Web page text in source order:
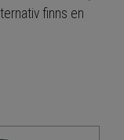
finns en